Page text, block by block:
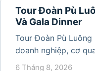
Tour Đoàn Pù
Và Gala Dinner
Tour Đoàn Pù
doanh nghiệp, cơ
hợp nghỉ dưỡng,
6 Tháng 8, 2026